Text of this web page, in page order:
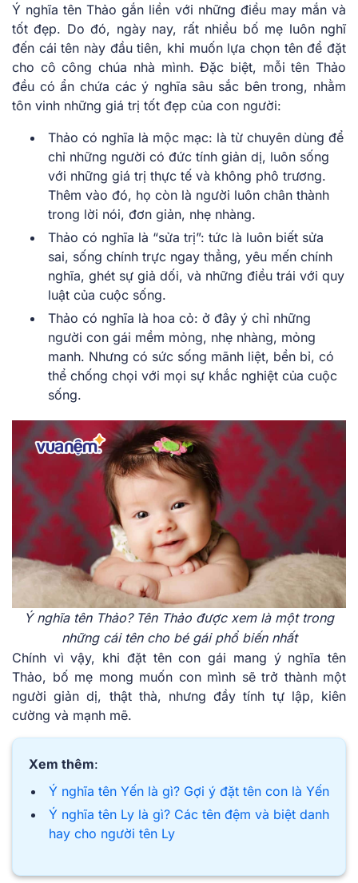
Ý nghĩa tên Thảo gắn liền với những điều may mắn và
tốt đẹp. Do đó, ngày nay, rất nhiều bố mẹ luôn nghĩ
đến cái tên này đầu tiên, khi muốn lựa chọn tên để đặt
cho cô công chúa nhà mình. Đặc biệt, mỗi tên Thảo
đều có ẩn chứa các ý nghĩa sâu sắc bên trong, nhằm
tôn vinh những giá trị tốt đẹp của con người:
Thảo có nghĩa là mộc mạc: là từ chuyên dùng để
chỉ những người có đức tính giản dị, luôn sống
với những giá trị thực tế và không phô trương.
Thêm vào đó, họ còn là người luôn chân thành
trong lời nói, đơn giản, nhẹ nhàng.
Thảo có nghĩa là “sửa trị”: tức là luôn biết sửa
sai, sống chính trực ngay thẳng, yêu mến chính
nghĩa, ghét sự giả dối, và những điều trái với quy
luật của cuộc sống.
Thảo có nghĩa là hoa cỏ: ở đây ý chỉ những
người con gái mềm mỏng, nhẹ nhàng, mỏng
manh. Nhưng có sức sống mãnh liệt, bền bỉ, có
thể chống chọi với mọi sự khắc nghiệt của cuộc
sống.
Ýnghĩa tên Thảo? Tên Thảo được xem là một trong
những cái tên cho bé gái phổ biến nhất
Chính vì vậy, khi đặt tên con gái mang ý nghĩa tên
Thảo, bố mẹ mong muốn con mình sẽ trở thành một
người giản dị, thật thà, nhưng đầy tính tự lập, kiên
cường và mạnh mẽ.
Xem thêm:
Ý nghĩa tên Yến là gì? Gợi ý đặt tên con là Yến
Ý nghĩa tên Ly là gì? Các tên đệm và biệt danh
hay cho người tên Ly